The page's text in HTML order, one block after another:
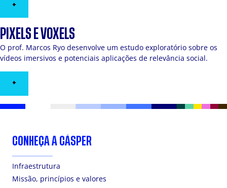
+
PIXELS E VOXELS
O prof. Marcos Ryo desenvolve um estudo exploratório sobre os
vídeos imersivos e potenciais aplicações de relevância social.
+
CONHEÇA A CÁSPER
Infraestrutura
Missão, princípios e valores